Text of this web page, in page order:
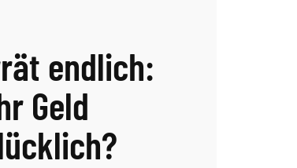
endlich:
Geld